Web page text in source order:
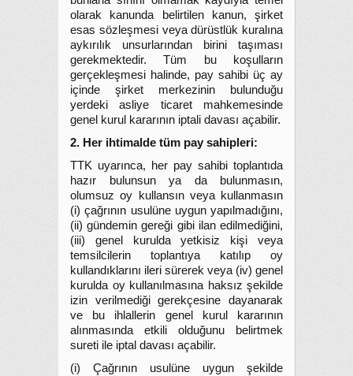
olarak kanunda belirtilen kanun, şirket
esas sözleşmesi veya dürüstlük kuralına
aykırılık unsurlarından birini taşıması
gerekmektedir. Tüm bu koşulların
gerçekleşmesi halinde, pay sahibi üç ay
içinde şirket merkezinin bulunduğu
yerdeki asliye ticaret mahkemesinde
genel kurul kararının iptali davası açabilir.
2. Her ihtimalde tüm pay sahipleri:
TTK uyarınca, her pay sahibi toplantıda
hazır bulunsun ya da bulunmasın,
olumsuz oy kullansın veya kullanmasın
(i) çağrının usulüne uygun yapılmadığını,
(ii) gündemin gereği gibi ilan edilmediğini,
(iii) genel kurulda yetkisiz kişi veya
temsilcilerin toplantıya katılıp oy
kullandıklarını ileri sürerek veya (iv) genel
kurulda oy kullanılmasına haksız şekilde
izin verilmediği gerekçesine dayanarak
ve bu ihlallerin genel kurul kararının
alınmasında etkili olduğunu belirtmek
sureti ile iptal davası açabilir.
(i) Çağrının usulüne uygun şekilde